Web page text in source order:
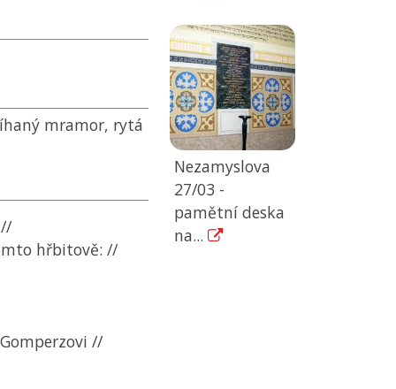
mramor, rytá
hřbitově: //
//
Nezamyslova
27/03 -
pamětní deska
na...